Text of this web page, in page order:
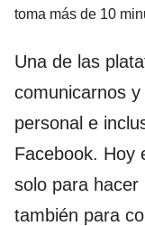
toma más de 10
Una de las
comunicarnos
personal e
Facebook. Hoy
solo para hacer
también para